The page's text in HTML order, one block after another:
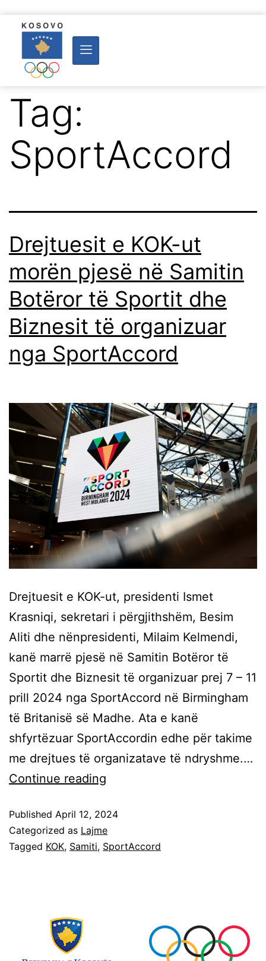
Tag:
SportAccord
Drejtuesit e KOK-ut
morën pjesë në Samitin
Botëror të Sportit dhe
Biznesit të organizuar
nga SportAccord
Drejtuesit e KOK-ut, presidenti Ismet
Krasniqi, sekretari i përgjithshëm, Besim
Aliti dhe nënpresidenti, Milaim Kelmendi,
kanë marrë pjesë në Samitin Botëror të
Sportit dhe Biznesit të organizuar prej 7 – 11
prill 2024 nga SportAccord në Birmingham
të Britanisë së Madhe. Ata e kanë
shfyrtëzuar SportAccordin edhe për takime
me drejtues të organizatave të ndryshme.…
Continue reading
Published April 12, 2024
Categorized as Lajme
Tagged KOK, Samiti, SportAccord